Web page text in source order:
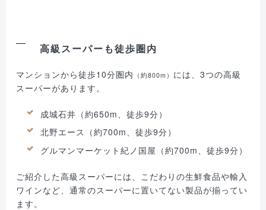
高級スーパーも徒歩圏内
マンションから徒歩10分圏内 （約800m） には、3つの高級
スーパーがあります。
成城石井（約650m、徒歩9分）
北野エース（約700m、徒歩9分）
グルマンマーケット紀ノ国屋（約700m、徒歩9分）
ご紹介した高級スーパーには、こだわりの生鮮食品や輸入
ワインなど、通常のスーパーに置いてない製品が揃ってい
ます。